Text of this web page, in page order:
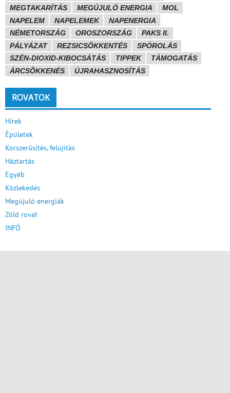
MEGTAKARÍTÁS
MEGÚJULÓ ENERGIA
MOL
NAPELEM
NAPELEMEK
NAPENERGIA
NÉMETORSZÁG
OROSZORSZÁG
PAKS II.
PÁLYÁZAT
REZSICSÖKKENTÉS
SPÓROLÁS
SZÉN-DIOXID-KIBOCSÁTÁS
TIPPEK
TÁMOGATÁS
ÁRCSÖKKENÉS
ÚJRAHASZNOSÍTÁS
ROVATOK
Hírek
Épületek
Korszerűsítés, felújítás
Háztartás
Egyéb
Közlekedés
Megújuló energiák
Zöld rovat
INFÓ